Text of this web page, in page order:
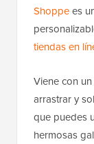
Shoppees
tiendas en
Viene con
arrastrar y
que puedes
hermosas